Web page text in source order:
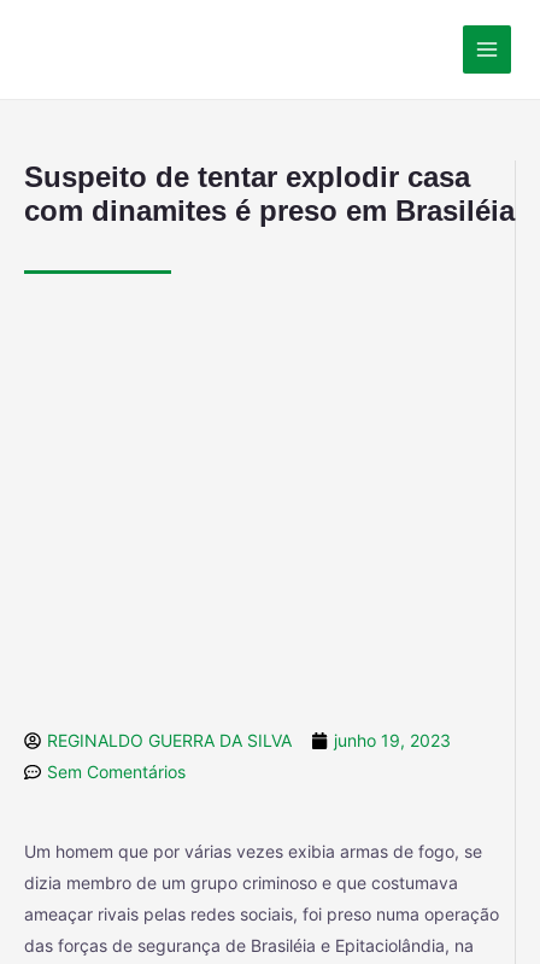
Suspeito de tentar explodir casa
com dinamites é preso em Brasiléia
REGINALDO GUERRA DA SILVA
junho 19, 2023
Sem Comentários
Um homem que por várias vezes exibia armas de fogo, se
dizia membro de um grupo criminoso e que costumava
ameaçar rivais pelas redes sociais, foi preso numa operação
das forças de segurança de Brasiléia e Epitaciolândia, na